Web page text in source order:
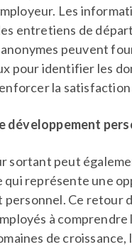
Les
entretiens de
peuvent
pour identifier les
la satisfaction
développement
sortant peut
qui représente une
personnel. Ce retour
à
de croissance,